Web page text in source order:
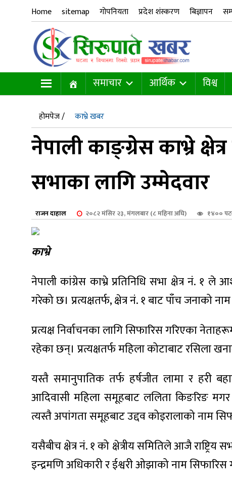
Home sitemap गोपनियता प्रदेश शंस्करण बिज्ञापन
समाचार आर्थिक विश्व
होमपेज / काभ्रे खबर
नेपाली काङ्ग्रेस काभ्रे
सभाका लागि उम्मेदवार
राजन दाहाल २०८२ मंसिर २३, मंगलबार (८ महिना अघि) १४००
काभ्रे
नेपाली कांग्रेस काभ्रे प्रतिनिधि सभा क्षेत्र नं. १ ले
गरेको छ। प्रत्यक्षतर्फ, क्षेत्र नं. १ बाट पाँच जनाको
प्रत्यक्ष निर्वाचनका लागि सिफारिस गरिएका
रहेका छन्। प्रत्यक्षतर्फ महिला कोटाबाट रसिला
यस्तै समानुपातिक तर्फ हर्षजीत लामा र हरी
आदिवासी महिला समूहबाट ललिता किङरिङ
त्यस्तै अपांगता समूहबाट उद्दव कोइरालाको नाम
यसैबीच क्षेत्र नं. १ को क्षेत्रीय समितिले आजै राष्ट्रिय
इन्द्रमणि अधिकारी र ईश्वरी ओझाको नाम